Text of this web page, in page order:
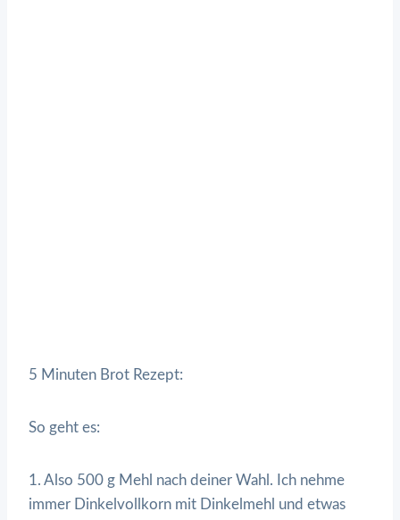
5 Minuten Brot Rezept:
So geht es:
1. Also 500 g Mehl nach deiner Wahl. Ich nehme
immer Dinkelvollkorn mit Dinkelmehl und etwas